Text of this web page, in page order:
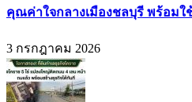
คุณค่าใจกลางเมืองชลบุรี พร้อมใ
3 กรกฎาคม 2026